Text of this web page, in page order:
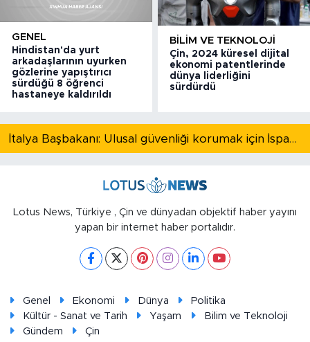
GENEL
Hindistan'da yurt
arkadaşlarının uyurken
gözlerine yapıştırıcı
sürdüğü 8 öğrenci
hastaneye kaldırıldı
BILIM VE TEKNOLOJI
Çin, 2024 küresel dijital
ekonomi patentlerinde
dünya liderliğini
sürdürdü
İtalya Başbakanı: Ulusal güvenliği korumak için İspanya ile Schengen kapsamındaki serbest dolaşımı askıya alıyoruz
Lotus News, Türkiye , Çin ve dünyadan objektif haber yayını
yapan bir internet haber portalıdır.
Genel Ekonomi Dünya
Politika
Kültür - Sanat ve Tarih
Yaşam
Bilim ve Teknoloji
Gündem
Çin